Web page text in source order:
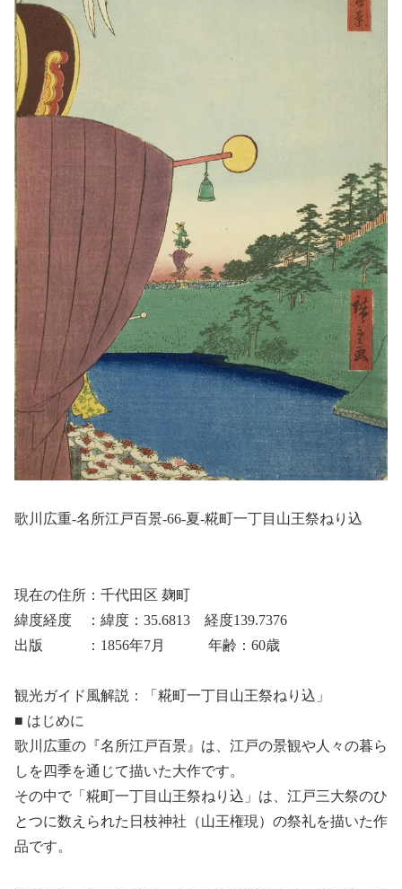
歌川広重-名所江戸百景-66-夏-糀町一丁目山王祭ねり込
現在の住所：千代田区 麹町
緯度経度 ：緯度：35.6813 経度139.7376
出版 ：1856年7月 年齢：60歳
観光ガイド風解説：「糀町一丁目山王祭ねり込」
■ はじめに
歌川広重の『名所江戸百景』は、江戸の景観や人々の暮ら
しを四季を通じて描いた大作です。
その中で「糀町一丁目山王祭ねり込」は、江戸三大祭のひ
とつに数えられた日枝神社（山王権現）の祭礼を描いた作
品です。